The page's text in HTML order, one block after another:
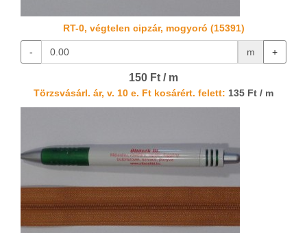
RT-0, végtelen cipzár, mogyoró (15391)
- m +
150 Ft / m
Törzsvásárl. ár, v. 10 e. Ft kosárért. felett: 135 Ft / m